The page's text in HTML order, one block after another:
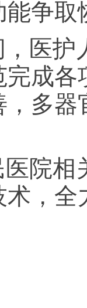
能争取
医护
成
多
院相
，